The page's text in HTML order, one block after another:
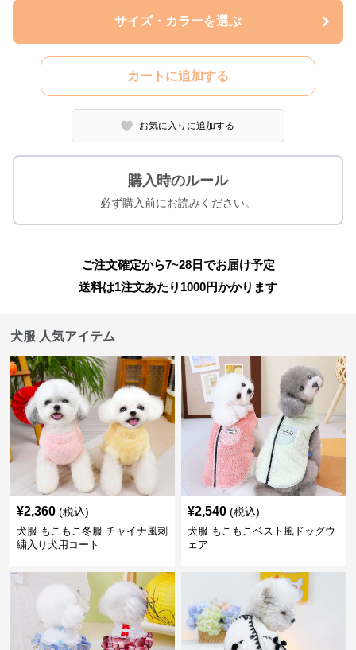
サイズ・カラーを選ぶ
カートに追加する
お気に入りに追加する
購入時のルール
必ず購入前にお読みください。
ご注文確定から7~28日でお届け予定
送料は1注文あたり 1000円かかります
犬服 人気アイテム
¥2,360 (税込)
犬服 もこもこ冬服 チャイナ風刺
繍入り犬用コート
¥2,540 (税込)
犬服 もこもこベスト風ドッグウ
ェア